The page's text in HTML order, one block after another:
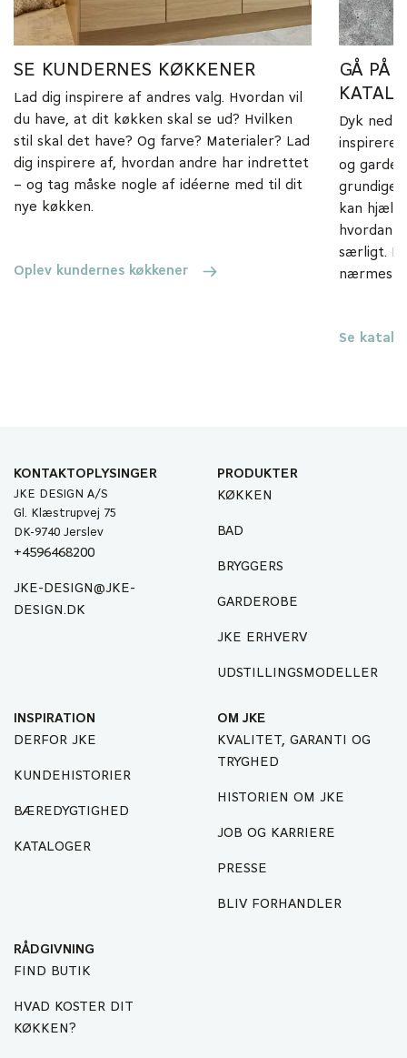
SE KUNDERNES KØKKENER
Lad dig inspirere af andres valg. Hvordan vil
du have, at dit køkken skal se ud? Hvilken
stil skal det have? Og farve? Materialer? Lad
dig inspirere af, hvordan andre har indrettet
– og tag måske nogle af idéerne med til dit
nye køkken.
Oplev kundernes køkkener
GÅ PÅ
Dyk ned
inspireret
og
grundige
kan
hvordan
særligt.
Se
KONTAKTOPLYSINGER
JKE DESIGN A/S
Gl. Klæstrupvej 75
DK-9740 Jerslev
+4596468200
JKE-DESIGN@JKE-
DESIGN.DK
PRODUKTER
KØKKEN
BAD
BRYGGERS
GARDEROBE
JKE ERHVERV
UDSTILLINGSMODELLER
INSPIRATION
DERFOR JKE
KUNDEHISTORIER
BÆREDYGTIGHED
KATALOGER
OM JKE
KVALITET, GARANTI OG
TRYGHED
HISTORIEN OM JKE
JOB OG KARRIERE
PRESSE
BLIV FORHANDLER
RÅDGIVNING
FIND BUTIK
HVAD KOSTER DIT
KØKKEN?